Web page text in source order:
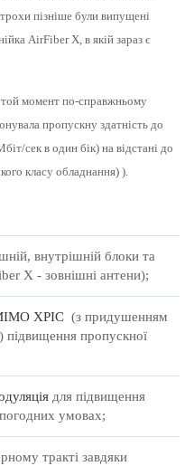
пізніше були випущені
AirFiber X, в якій зараз є
той момент по-справжньому
пропускну здатність до
сек в один бік) на відстані до
класу обладнання) ).
внутрішній блоки та
X - зовнішні антени);
XPIC (з придушенням
підвищення пропускної
для підвищення
умовах;
тракті завдяки